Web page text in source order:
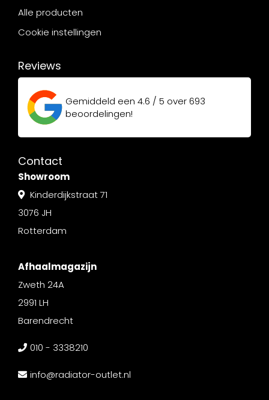
Alle producten
Cookie instellingen
Reviews
Gemiddeld een 4.6 / 5 over693
beoordelingen!
Contact
Showroom
Kinderdijkstraat 71
3076 JH
Rotterdam
Afhaalmagazijn
Zweth 24A
2991 LH
Barendrecht
010 - 3338210
info@radiator-outlet.nl